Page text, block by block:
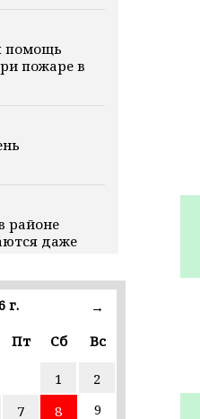
помощь
пожаре в
районе
даже
обновляют
г.
→
Пт Сб Вс
1
2
7 8
9